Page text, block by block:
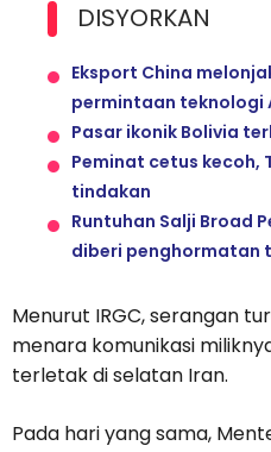
DISYORKAN
Eksport China
permintaan teknologi
Pasar ikonik Bolivia
Peminat cetus kecoh,
tindakan
Runtuhan Salji Broad
diberi penghormatan
Menurut IRGC, serangan
menara komunikasi
terletak di selatan Iran.
Pada hari yang sama,